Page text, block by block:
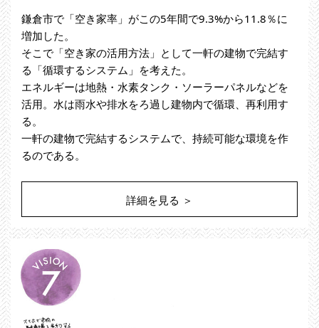
鎌倉市で「空き家率」がこの5年間で9.3%から11.8％に
増加した。
そこで「空き家の活用方法」として一軒の建物で完結す
る「循環するシステム」を考えた。
エネルギーは地熱・水素タンク・ソーラーパネルなどを
活用。水は雨水や排水をろ過し建物内で循環、再利用す
る。
一軒の建物で完結するシステムで、持続可能な環境を作
るのである。
詳細を見る ＞